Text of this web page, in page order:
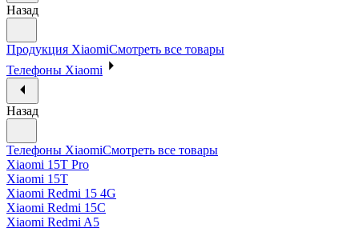
Назад
Продукция XiaomiСмотреть все товары
Телефоны Xiaomi
Назад
Телефоны XiaomiСмотреть все товары
Xiaomi 15T Pro
Xiaomi 15T
Xiaomi Redmi 15 4G
Xiaomi Redmi 15C
Xiaomi Redmi A5